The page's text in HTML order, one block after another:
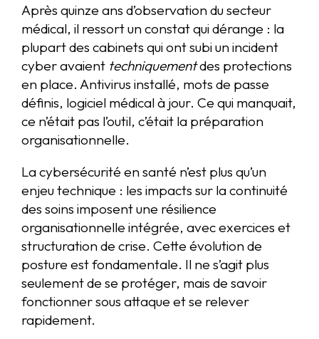
Après quinze ans d’observation du secteur
médical, il ressort un constat qui dérange : la
plupart des cabinets qui ont subi un incident
cyber avaient techniquementdes protections
en place. Antivirus installé, mots de passe
définis, logiciel médical à jour. Ce qui manquait,
ce n’était pas l’outil, c’était la préparation
organisationnelle.
La cybersécurité en santé n’est plus qu’un
enjeu technique : les impacts sur la continuité
des soins imposent une résilience
organisationnelle intégrée, avec exercices et
structuration de crise. Cette évolution de
posture est fondamentale. Il ne s’agit plus
seulement de se protéger, mais de savoir
fonctionner sous attaque et se relever
rapidement.